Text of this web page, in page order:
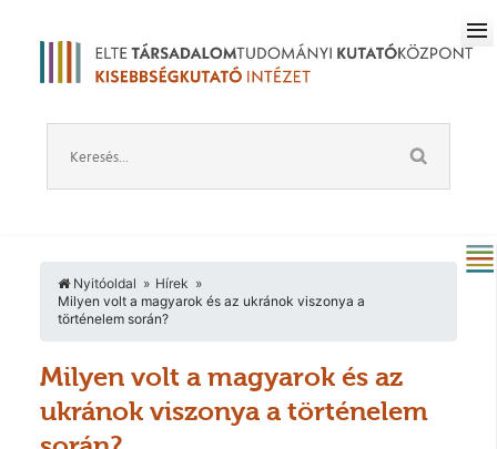
Nyitóoldal
Hírek
Milyen volt a magyarok és az ukránok viszonya a
történelem során?
Milyen volt a magyarok és az
ukránok viszonya a történelem